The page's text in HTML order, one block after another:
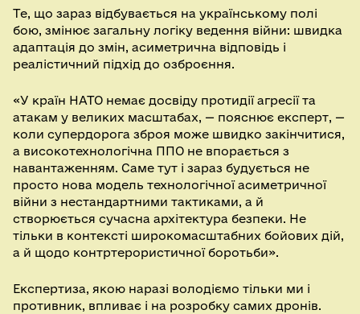
Те, що зараз відбувається на українському полі
бою, змінює загальну логіку ведення війни: швидка
адаптація до змін, асиметрична відповідь і
реалістичний підхід до озброєння.
«У країн НАТО немає досвіду протидії агресії та
атакам у великих масштабах, — пояснює експерт, —
коли супердорога зброя може швидко закінчитися,
а високотехнологічна ППО не впорається з
навантаженням. Саме тут і зараз будується не
просто нова модель технологічної асиметричної
війни з нестандартними тактиками, а й
створюється сучасна архітектура безпеки. Не
тільки в контексті широкомасштабних бойових дій,
а й щодо контртерористичної боротьби».
Експертиза, якою наразі володіємо тільки ми і
противник, впливає і на розробку самих дронів.